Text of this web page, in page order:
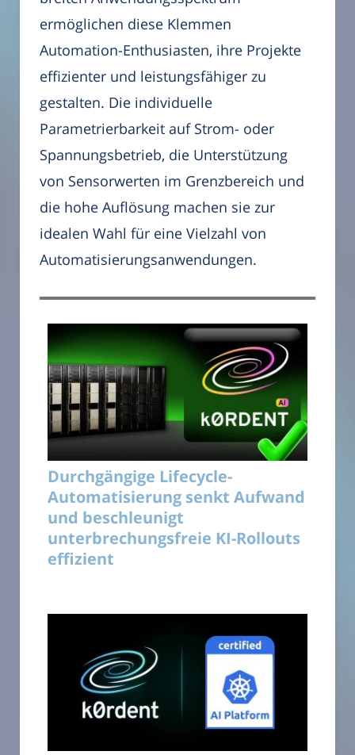
ermöglichen diese Klemmen
Automation-Enthusiasten, ihre Projekte
effizienter und leistungsfähiger zu
gestalten. Die individuelle
Parametrierbarkeit auf Strom- oder
Spannungsbetrieb, die Unterstützung
von Sensorwerten im Grenzbereich und
die hohe Auflösung machen sie zur
idealen Wahl für eine Vielzahl von
Automatisierungsanwendungen.
Durchgängige Lifecycle-
Automatisierung senkt Aufwand
und beschleunigt
unterbrechungsfreie KI-Rollouts
effizient